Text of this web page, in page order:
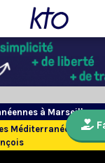
à Marseille
Méditerranéennes